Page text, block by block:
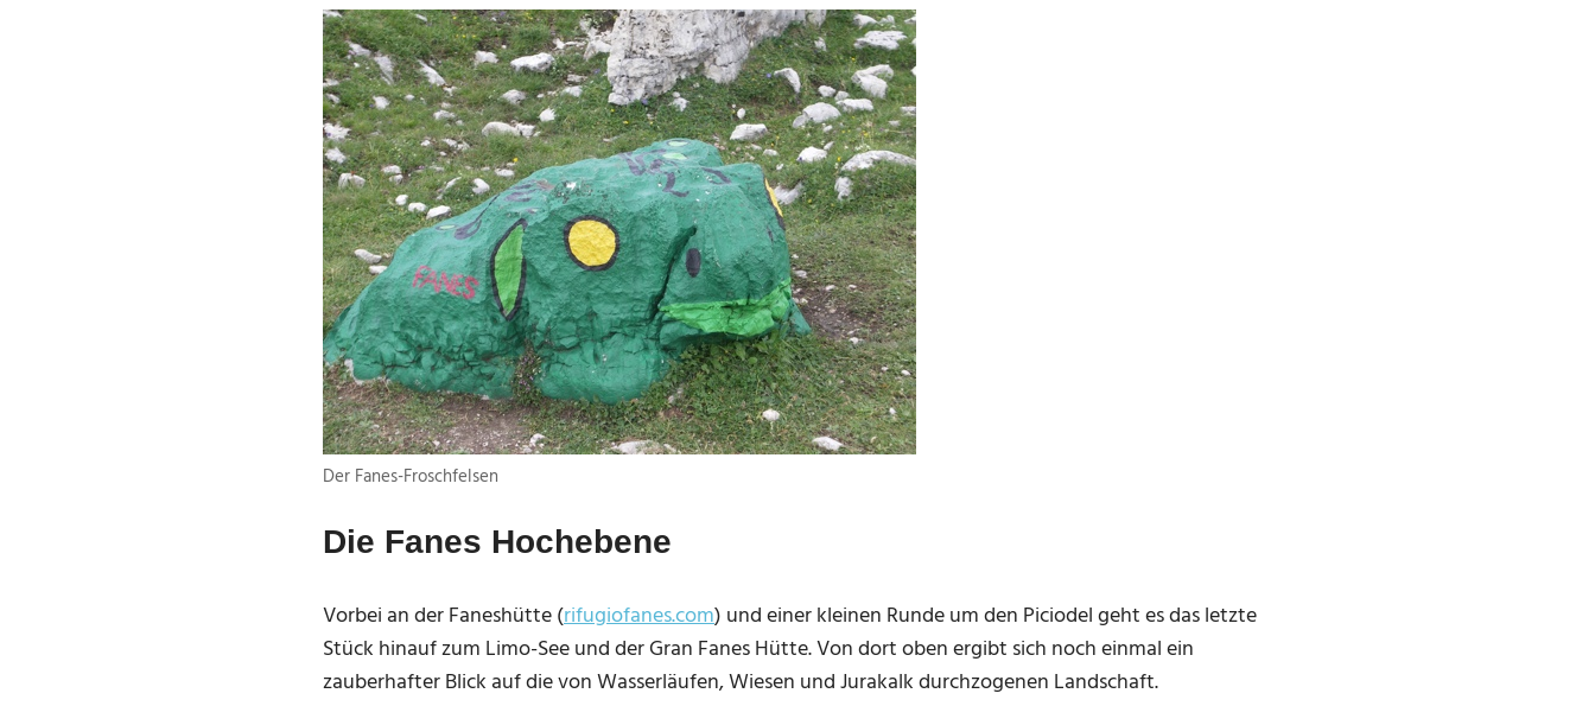
Der Fanes-Froschfelsen
Die Fanes Hochebene
Vorbei an der Faneshütte (rifugiofanes.com) und einer kleinen Runde um den Piciodel geht es das letzte
Stück hinauf zum Limo-See und der Gran Fanes Hütte. Von dort oben ergibt sich noch einmal ein
zauberhafter Blick auf die von Wasserläufen, Wiesen und Jurakalk durchzogenen Landschaft.